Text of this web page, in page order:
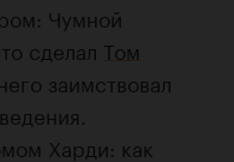
Чумной
сделал Том
заимствовал
Харди: как